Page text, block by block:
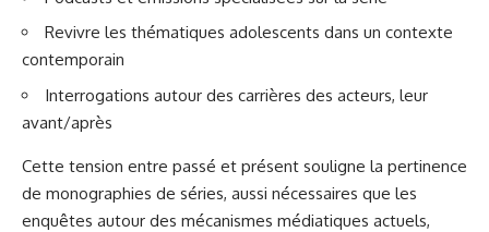
Revivre les thématiques adolescents dans un contexte
contemporain
Interrogations autour des carrières des acteurs, leur
avant/après
Cette tension entre passé et présent souligne la pertinence
de monographies de séries, aussi nécessaires que les
enquêtes autour des mécanismes médiatiques actuels,